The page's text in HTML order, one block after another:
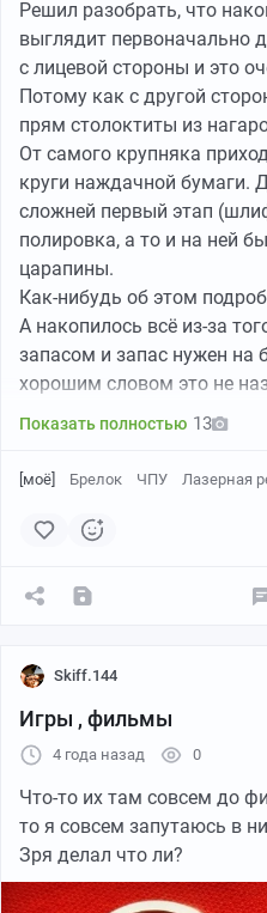
Решил разобрать, что
выглядит первоначально
с лицевой стороны и это
Потому как с другой
прям столоктиты из
От самого крупняка
круги наждачной бумаги.
сложней первый этап
полировка, а то и на ней
царапины.
Как-нибудь об этом
А накопилось всё из-за
запасом и запас нужен на
хорошим словом это не
Показать полностью 13
[моё] Брелок ЧПУ Лазерная
Skiff.144
Игры , фильмы
4 года назад 0
Что-то их там совсем до
то я совсем запутаюсь в
Зря делал что ли?